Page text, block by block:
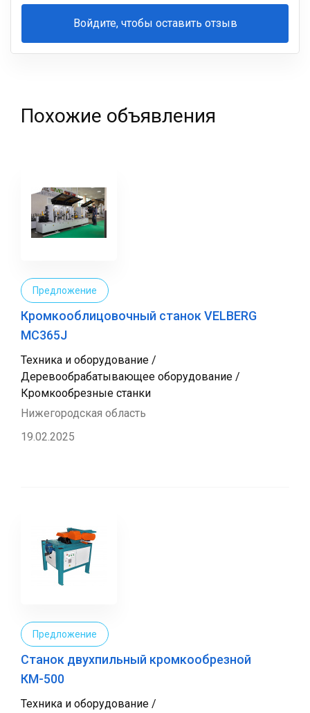
Войдите, чтобы оставить отзыв
Ваша
Похожие объявления
Предложение
Кромкооблицовочный станок VELBERG
MC365J
Техника и оборудование /
Деревообрабатывающее оборудование /
Кромкообрезные станки
Нижегородская область
19.02.2025
Предложение
Станок двухпильный кромкообрезной
КМ-500
Техника и оборудование /